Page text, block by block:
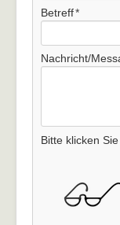
Verlinkungen
Impressum
Betreff
Nachricht/
Bitte klicken